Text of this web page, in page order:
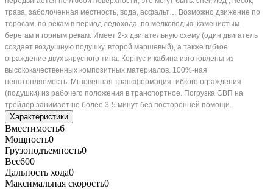
трава, заболоченная местность, вода, асфальт… Возможно движение по
торосам, по рекам в период ледохода, по мелководью, каменистым
берегам и горным рекам. Имеет 2-х двигательную схему (один двигатель
создает воздушную подушку, второй маршевый), а также гибкое
ограждение двухъярусного типа. Корпус и кабина изготовлены из
высококачественных композитных материалов. 100%-ная
непотопляемость. Мгновенная трансформация гибкого ограждения
(подушки) из рабочего положения в транспортное. Погрузка СВП на
трейлер занимает не более 3-5 минут без посторонней помощи.
Характеристики
Вместимость6
Мощность0
Грузоподъемность0
Вес600
Дальность хода0
Максимальная скорость0